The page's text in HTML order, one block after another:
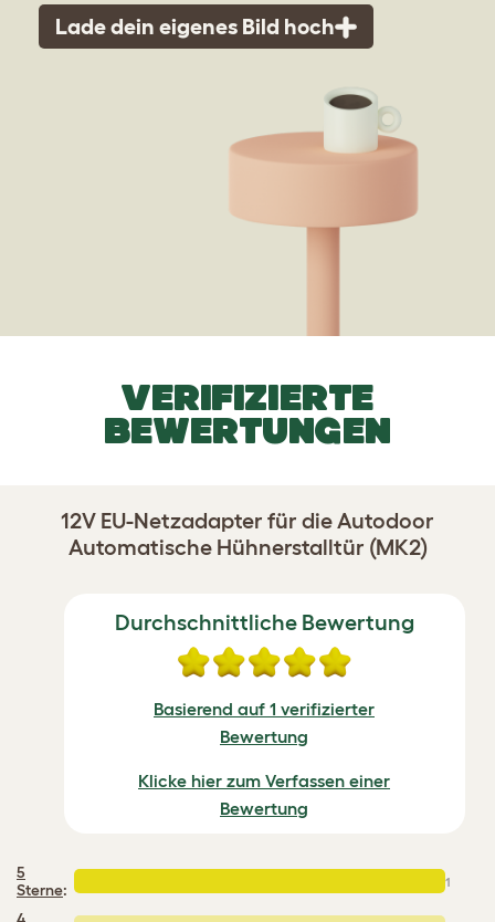
Lade dein eigenes Bild hoch
VERIFIZIERTE
BEWERTUNGEN
12V EU-Netzadapter für die Autodoor
Automatische Hühnerstalltür (MK2)
Durchschnittliche Bewertung
Basierend auf 1 verifizierter
Bewertung
Klicke hier zum Verfassen einer
Bewertung
5
Sterne: 1